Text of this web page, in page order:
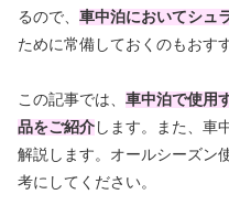
るので、 車中泊においてシュ
ために常備しておくのもおす
この記事では、 車中泊で使用
品をご紹介 します。また、車
解説します。オールシーズン
考にしてください。